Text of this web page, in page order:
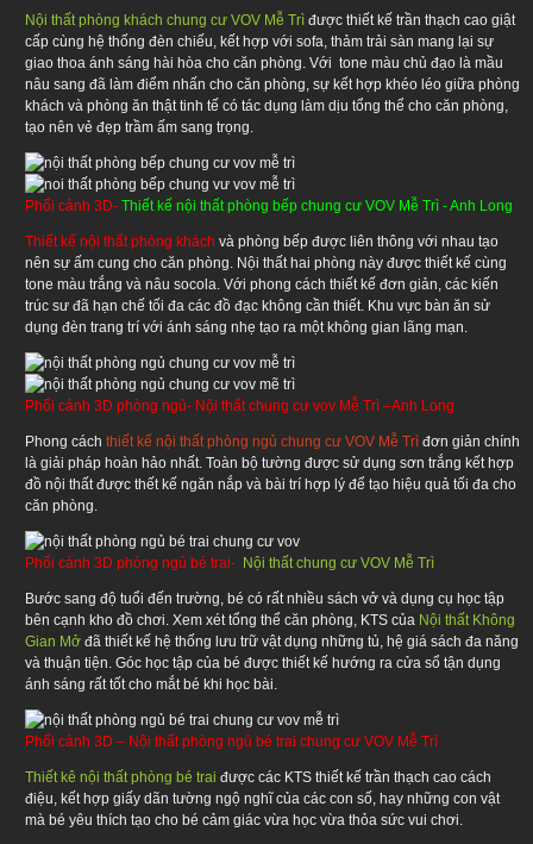
Nội thất phòng khách chung cư VOV Mễ Trì được thiết kế trần thạch cao giật
cấp cùng hệ thống đèn chiếu, kết hợp với sofa, thảm trải sàn mang lại sự
giao thoa ánh sáng hài hòa cho căn phòng. Với tone màu chủ đạo là mầu
nâu sang đã làm điểm nhấn cho căn phòng, sự kết hợp khéo léo giữa phòng
khách và phòng ăn thật tinh tế có tác dụng làm dịu tổng thể cho căn phòng,
tạo nên vẻ đẹp trầm ấm sang trọng.
Phối cảnh 3D- Thiết kế nội thất phòng bếp chung cư VOV Mễ Trì - Anh Long
Thiết kế nội thất phòng khách và phòng bếp được liên thông với nhau tạo
nên sự ấm cung cho căn phòng. Nội thất hai phòng này được thiết kế cùng
tone màu trắng và nâu socola. Với phong cách thiết kế đơn giản, các kiến
trúc sư đã hạn chế tối đa các đồ đạc không cần thiết. Khu vực bàn ăn sử
dụng đèn trang trí với ánh sáng nhẹ tạo ra một không gian lãng mạn.
Phối cảnh 3D phòng ngủ- Nội thất chung cư vov Mễ Trì –Anh Long
Phong cách thiết kế nội thất phòng ngủ chung cư VOV Mễ Trì đơn giản chính
là giải pháp hoàn hảo nhất. Toàn bộ tường được sử dụng sơn trắng kết hợp
đồ nội thất được thết kế ngăn nắp và bài trí hợp lý để tạo hiệu quả tối đa cho
căn phòng.
Phối cảnh 3D phòng ngủ bé trai- Nội thất chung cư VOV Mễ Trì
Bước sang độ tuổi đến trường, bé có rất nhiều sách vở và dụng cụ học tập
bên cạnh kho đồ chơi. Xem xét tổng thể căn phòng, KTS của Nội thất Không
Gian Mở đã thiết kế hệ thống lưu trữ vật dụng những tủ, hệ giá sách đa năng
và thuận tiện. Góc học tập của bé được thiết kế hướng ra cửa sổ tận dụng
ánh sáng rất tốt cho mắt bé khi học bài.
Phối cảnh 3D – Nội thất phòng ngủ bé trai chung cư VOV Mễ Trì
Thiết kê nội thất phòng bé trai được các KTS thiết kế trần thạch cao cách
điệu, kết hợp giấy dãn tường ngộ nghĩ của các con số, hay những con vật
mà bé yêu thích tạo cho bé cảm giác vừa học vừa thỏa sức vui chơi.